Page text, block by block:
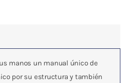
manos un manual único de
por su estructura y también